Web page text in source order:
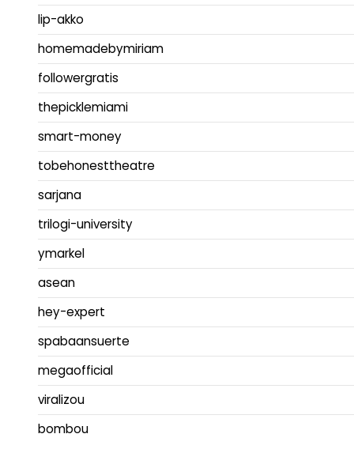
lip-akko
homemadebymiriam
followergratis
thepicklemiami
smart-money
tobehonesttheatre
sarjana
trilogi-university
ymarkel
asean
hey-expert
spabaansuerte
megaofficial
viralizou
bombou